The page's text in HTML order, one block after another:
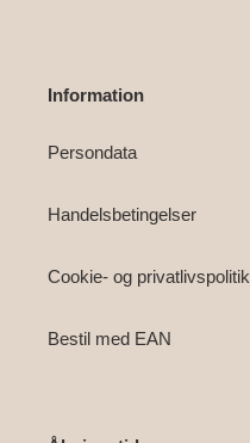
Information
Persondata
Handelsbetingelser
Cookie- og privatlivspolitik
Bestil med EAN